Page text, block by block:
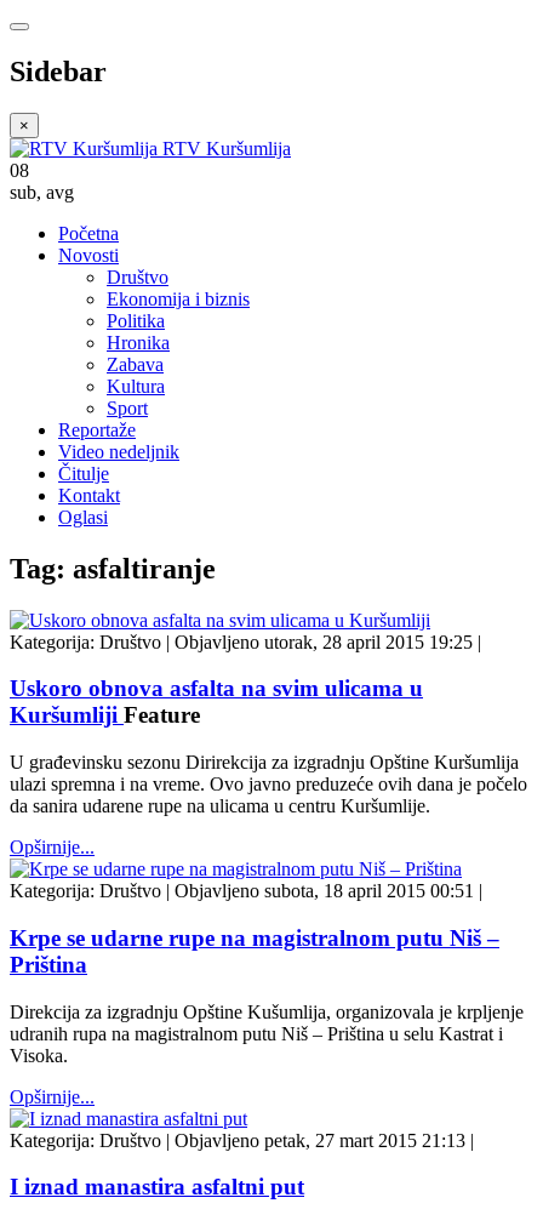
Sidebar
×
RTV Kuršumlija
08
sub, avg
Početna
Novosti
Društvo
Ekonomija i biznis
Politika
Hronika
Zabava
Kultura
Sport
Reportaže
Video nedeljnik
Čitulje
Kontakt
Oglasi
Tag: asfaltiranje
Kategorija: Društvo | Objavljeno utorak, 28 april 2015 19:25 |
Uskoro obnova asfalta na svim ulicama u
Kuršumliji Feature
U građevinsku sezonu Dirirekcija za izgradnju Opštine Kuršumlija
ulazi spremna i na vreme. Ovo javno preduzeće ovih dana je počelo
da sanira udarene rupe na ulicama u centru Kuršumlije.
Opširnije...
Kategorija: Društvo | Objavljeno subota, 18 april 2015 00:51 |
Krpe se udarne rupe na magistralnom putu Niš –
Priština
Direkcija za izgradnju Opštine Kušumlija, organizovala je krpljenje
udranih rupa na magistralnom putu Niš – Priština u selu Kastrat i
Visoka.
Opširnije...
Kategorija: Društvo | Objavljeno petak, 27 mart 2015 21:13 |
I iznad manastira asfaltni put